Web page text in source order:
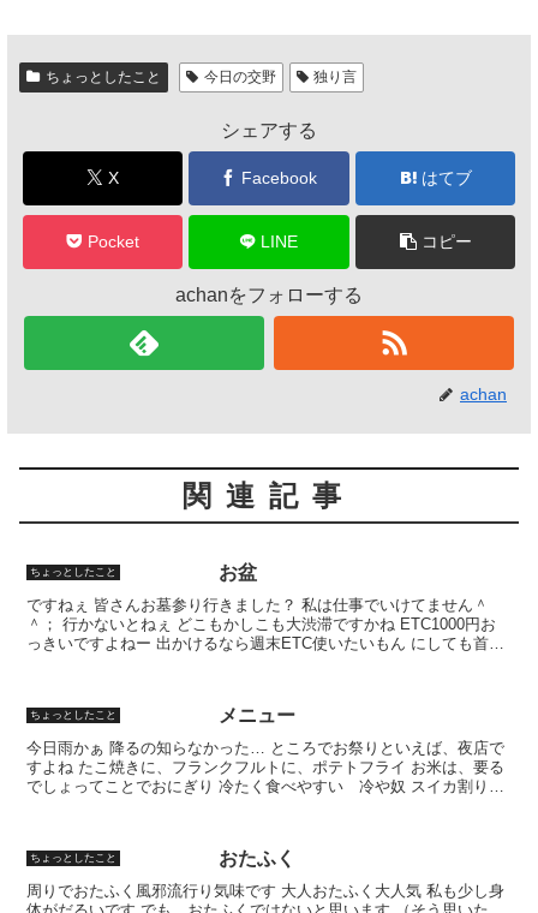
c
e
b
o
k
tt
er
e
ちょっとしたこと 今日の交野 独り言
シェアする
X Facebook はてブ
Pocket LINE コピー
achanをフォローする
achan
関連記事
ちょっとしたこと お盆
ですねぇ 皆さんお墓参り行きました？ 私は仕事でいけてません＾
＾； 行かないとねぇ どこもかしこも大渋滞ですかね ETC1000円お
っきいですよねー 出かけるなら週末ETC使いたいもん にしても首が
ちょっとしたこと メニュー
今日雨かぁ 降るの知らなかった… ところでお祭りといえば、夜店で
すよね たこ焼きに、フランクフルトに、ポテトフライ お米は、要る
でしょってことでおにぎり 冷たく食べやすい 冷や奴 スイカ割りも
ちょっとしたこと おたふく
周りでおたふく風邪流行り気味です 大人おたふく大人気 私も少し身